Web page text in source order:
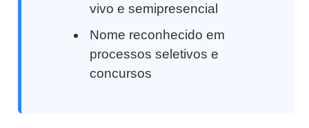
vivo e semipresencial
Nome reconhecido em
processos seletivos e
concursos